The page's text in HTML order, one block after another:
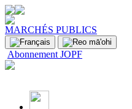
MARCHÉS PUBLICS
Abonnement JOPF